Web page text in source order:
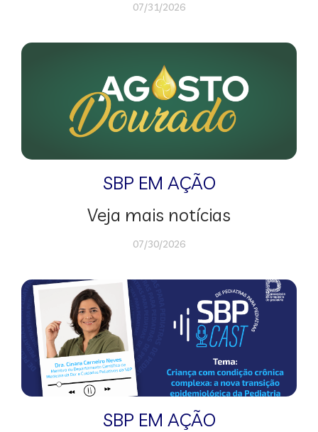
07/31/2026
SBP EM AÇÃO
Veja mais notícias
07/30/2026
SBP EM AÇÃO